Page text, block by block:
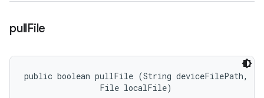
pullFile
public boolean pullFile (String deviceFilePath,
                File localFile)